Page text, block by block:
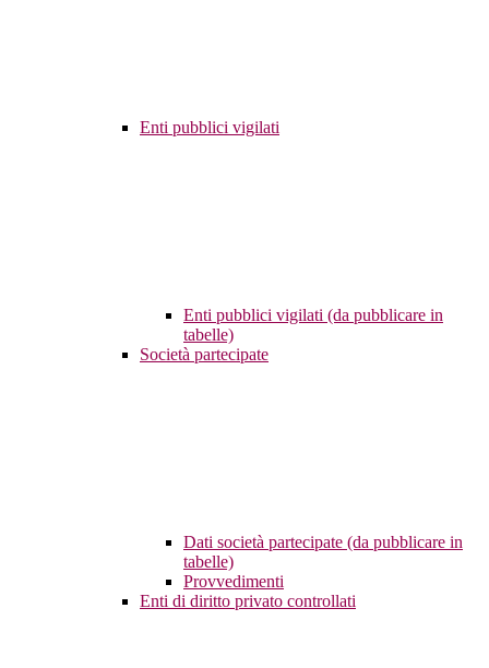
Enti pubblici vigilati
Enti pubblici vigilati (da pubblicare in
tabelle)
Società partecipate
Dati società partecipate (da pubblicare in
tabelle)
Provvedimenti
Enti di diritto privato controllati